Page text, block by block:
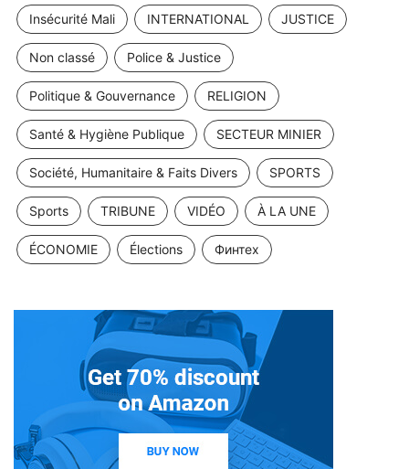
Insécurité Mali INTERNATIONAL JUSTICE
Non classé Police & Justice
Politique & Gouvernance RELIGION
Santé & Hygiène Publique SECTEUR MINIER
Société, Humanitaire & Faits Divers SPORTS
Sports TRIBUNE VIDÉO À LA UNE
ÉCONOMIE Élections Финтех